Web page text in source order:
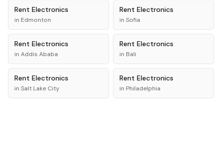
Rent Electronics
in Edmonton
Rent Electronics
in Sofia
Rent Electronics
in Addis Ababa
Rent Electronics
in Bali
Rent Electronics
in Salt Lake City
Rent Electronics
in Philadelphia